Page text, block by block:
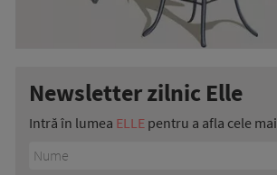
Newsletter zilnic Elle
Intră în lumea ELLE pentru a afla cele